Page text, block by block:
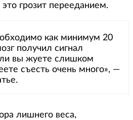
грозит перееданием.
как минимум 20
получил сигнал
вы жуете слишком
съесть очень много», —
лишнего веса,